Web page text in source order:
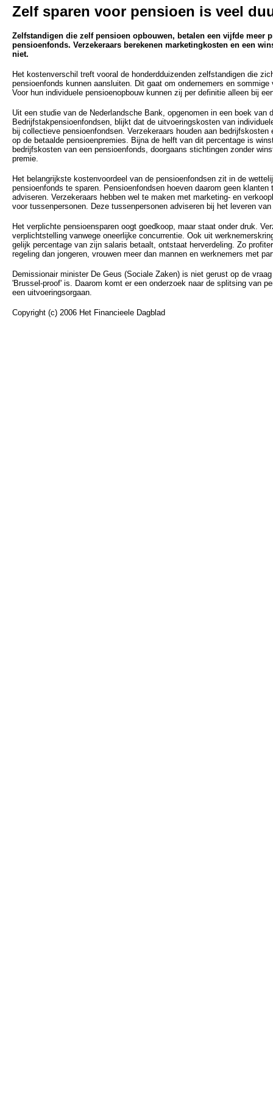
Zelf sparen voor pensioen is veel
Zelfstandigen die zelf pensioen opbouwen, betalen een vijfde meer
pensioenfonds. Verzekeraars berekenen marketingkosten en een
niet.
Het kostenverschil treft vooral de honderdduizenden zelfstandigen die
pensioenfonds kunnen aansluiten. Dit gaat om ondernemers en
Voor hun individuele pensioenopbouw kunnen zij per definitie alleen bij
Uit een studie van de Nederlandsche Bank, opgenomen in een boek van
Bedrijfstakpensioenfondsen, blijkt dat de uitvoeringskosten van
bij collectieve pensioenfondsen. Verzekeraars houden aan
op de betaalde pensioenpremies. Bijna de helft van dit percentage is
bedrijfskosten van een pensioenfonds, doorgaans stichtingen zonder
premie.
Het belangrijkste kostenvoordeel van de pensioenfondsen zit in de
pensioenfonds te sparen. Pensioenfondsen hoeven daarom geen
adviseren. Verzekeraars hebben wel te maken met marketing- en
voor tussenpersonen. Deze tussenpersonen adviseren bij het leveren
Het verplichte pensioensparen oogt goedkoop, maar staat onder druk.
verplichtstelling vanwege oneerlijke concurrentie. Ook uit
gelijk percentage van zijn salaris betaalt, ontstaat herverdeling. Zo
regeling dan jongeren, vrouwen meer dan mannen en werknemers met
Demissionair minister De Geus (Sociale Zaken) is niet gerust op de
'Brussel-proof' is. Daarom komt er een onderzoek naar de splitsing van
een uitvoeringsorgaan.
Copyright (c) 2006 Het Financieele Dagblad